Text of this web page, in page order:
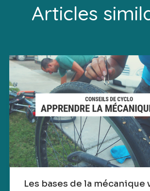
Articles
Les bases de la mécanique